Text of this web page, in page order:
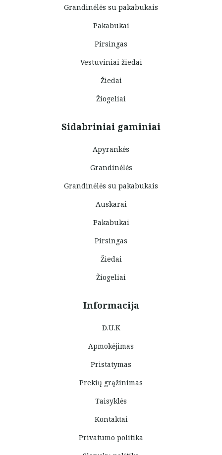
Grandinėlės su pakabukais
Pakabukai
Pirsingas
Vestuviniai žiedai
Žiedai
Žiogeliai
Sidabriniai gaminiai
Apyrankės
Grandinėlės
Grandinėlės su pakabukais
Auskarai
Pakabukai
Pirsingas
Žiedai
Žiogeliai
Informacija
D.U.K
Apmokėjimas
Pristatymas
Prekių grąžinimas
Taisyklės
Kontaktai
Privatumo politika